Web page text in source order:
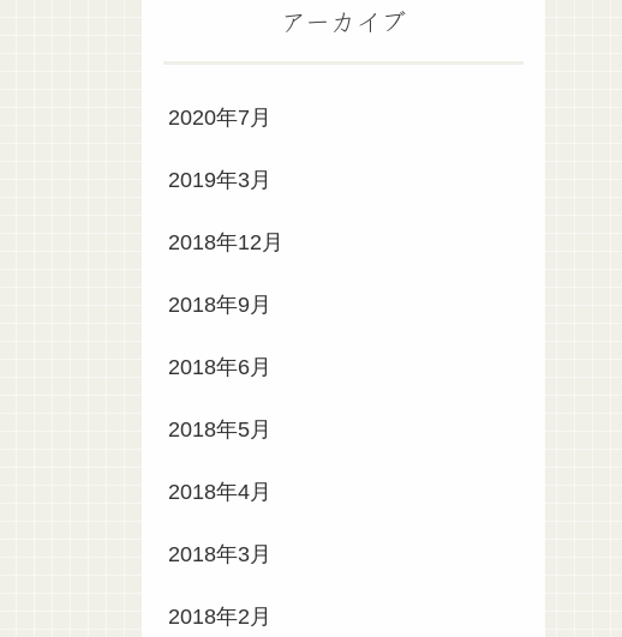
アーカイブ
2020年7月
2019年3月
2018年12月
2018年9月
2018年6月
2018年5月
2018年4月
2018年3月
2018年2月